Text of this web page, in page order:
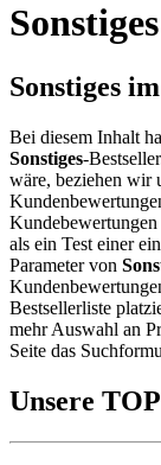
Sonstiges
Sonstiges
Bei diesem Inhalt
Sonstiges-
wäre, beziehen wir
Kundebewertungen
als ein Test einer
Parameter von
Bestsellerliste
mehr Auswahl an
Seite das
Unsere